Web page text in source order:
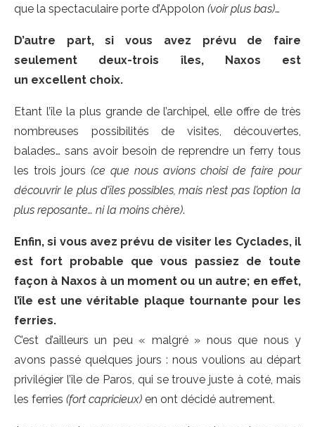
que la spectaculaire porte d’Appolon (voir plus bas)…
D’autre part, si vous avez prévu de faire
seulement deux-trois îles, Naxos est
un excellent choix.
Etant l’île la plus grande de l’archipel, elle offre de très
nombreuses possibilités de visites, découvertes,
balades… sans avoir besoin de reprendre un ferry tous
les trois jours (ce que nous avions choisi de faire pour
découvrir le plus d’îles possibles, mais n’est pas l’option la
plus reposante… ni la moins chère).
Enfin, si vous avez prévu de visiter les Cyclades, il
est fort probable que vous passiez de toute
façon à Naxos à un moment ou un autre; en effet,
l’île est une véritable plaque tournante pour les
ferries.
C’est d’ailleurs un peu « malgré » nous que nous y
avons passé quelques jours : nous voulions au départ
privilégier l’île de Paros, qui se trouve juste à coté, mais
les ferries (fort capricieux) en ont décidé autrement.